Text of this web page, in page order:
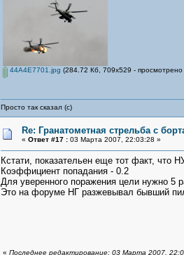
44A4E7701.jpg (284.72 Кб, 709x529 - просмотрено
Просто так сказал (с)
Re: Гранатометная стрельба с
« Ответ #17 :03 Марта 2007, 22:03:28 »
Кстати, показательен еще тот факт, что
Коэффициент попадания - 0.2
Для уверенного поражения цели нужно 5
Это на форуме НГ разжевывал бывший
« Последнее редактирование: 03 Марта 2007,